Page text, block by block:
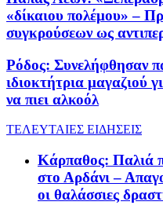
«δίκαιου πολέμου» –
συγκρούσεων ως
Ρόδος: Συνελήφθησαν
ιδιοκτήτρια μαγαζιού
να πιει αλκοόλ
ΤΕΛΕΥΤΑΙΕΣ ΕΙΔΗΣΕΙΣ
Κάρπαθος: Παλιά
στο Αρδάνι –
οι θαλάσσιες